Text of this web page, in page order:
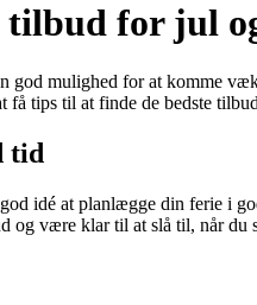
for jul
mulighed for at komme
tips til at finde de bedste
tid
idé at planlægge din ferie i
og være klar til at slå til, når du